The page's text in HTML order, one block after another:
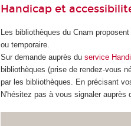
Handicap et
Les bibliothèques du Cnam
ou temporaire.
Sur demande auprès duservice
bibliothèques (prise de rendez-vous
par les bibliothèques. En précisant
N'hésitez pas à vous signaler auprès